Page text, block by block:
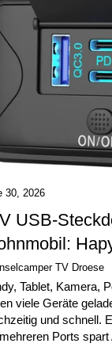
30, 2026
USB-
TV Droese
Tablet, Kamera,
viele Geräte
und schnell.
Ports spart